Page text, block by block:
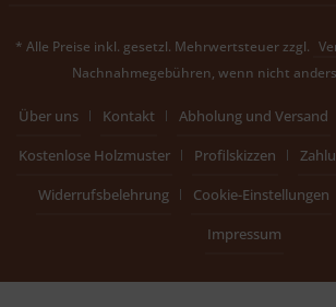
* Alle Preise inkl. gesetzl. Mehrwertsteuer zzgl.
Nachnahmegebühren, wenn nicht
Über uns Kontakt Abholung und Versand
Kostenlose Holzmuster
Profilskizzen
Widerrufsbelehrung
Cookie-Einstellungen
Impressum